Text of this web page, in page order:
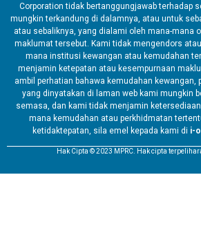
Corporation tidak bertanggungjawab terhadap
mungkin terkandung di dalamnya, atau untuk
atau sebaliknya, yang dialami oleh mana-mana
maklumat tersebut. Kami tidak mengendors
mana institusi kewangan atau kemudahan
menjamin ketepatan atau kesempurnaan
ambil perhatian bahawa kemudahan kewangan,
yang dinyatakan di laman web kami mungkin
semasa, dan kami tidak menjamin
mana kemudahan atau perkhidmatan
ketidaktepatan, sila emel kepada kami di i-
Hak Cipta © 2023 MPRC. Hak cipta